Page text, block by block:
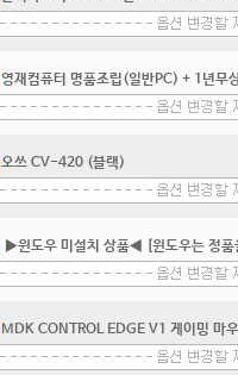
영재컴퓨터 명품조립(일반PC) + 1년무
오쓰 CV-420 (블랙)
▶윈도우 미설치 상품◀ [윈도우는 정
MDK CONTROL EDGE V1 게이밍 마